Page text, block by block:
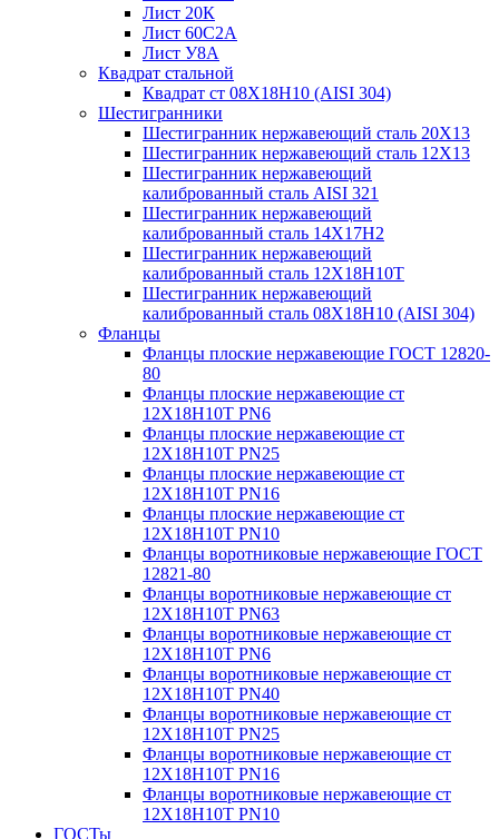
Лист 20К
Лист 60С2А
Лист У8А
Квадрат стальной
Квадрат ст 08Х18Н10 (AISI 304)
Шестигранники
Шестигранник нержавеющий сталь 20Х13
Шестигранник нержавеющий сталь 12Х13
Шестигранник нержавеющий
калиброванный сталь AISI 321
Шестигранник нержавеющий
калиброванный сталь 14Х17Н2
Шестигранник нержавеющий
калиброванный сталь 12Х18Н10Т
Шестигранник нержавеющий
калиброванный сталь 08Х18Н10 (AISI 304)
Фланцы
Фланцы плоские нержавеющие ГОСТ 12820-
80
Фланцы плоские нержавеющие ст
12Х18Н10Т PN6
Фланцы плоские нержавеющие ст
12Х18Н10Т PN25
Фланцы плоские нержавеющие ст
12Х18Н10Т PN16
Фланцы плоские нержавеющие ст
12Х18Н10Т PN10
Фланцы воротниковые нержавеющие ГОСТ
12821-80
Фланцы воротниковые нержавеющие ст
12Х18Н10Т PN63
Фланцы воротниковые нержавеющие ст
12Х18Н10Т PN6
Фланцы воротниковые нержавеющие ст
12Х18Н10Т PN40
Фланцы воротниковые нержавеющие ст
12Х18Н10Т PN25
Фланцы воротниковые нержавеющие ст
12Х18Н10Т PN16
Фланцы воротниковые нержавеющие ст
12Х18Н10Т PN10
ГОСТы